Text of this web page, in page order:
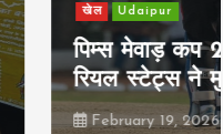
व आदित्यम